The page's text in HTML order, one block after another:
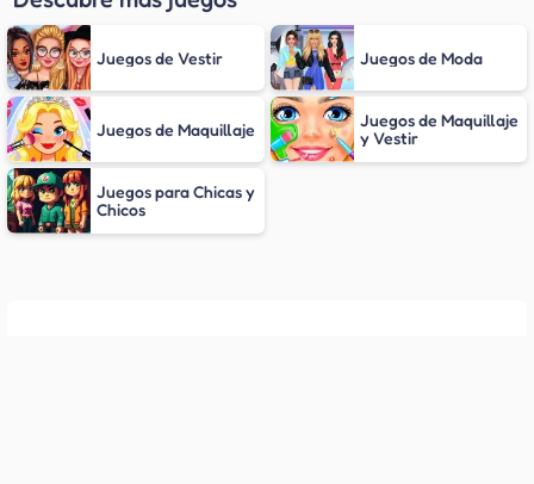
Juegos de Vestir Juegos de Moda
Juegos de Maquillaje
Juegos de Maquillaje
y Vestir
Juegos para Chicas y
Chicos